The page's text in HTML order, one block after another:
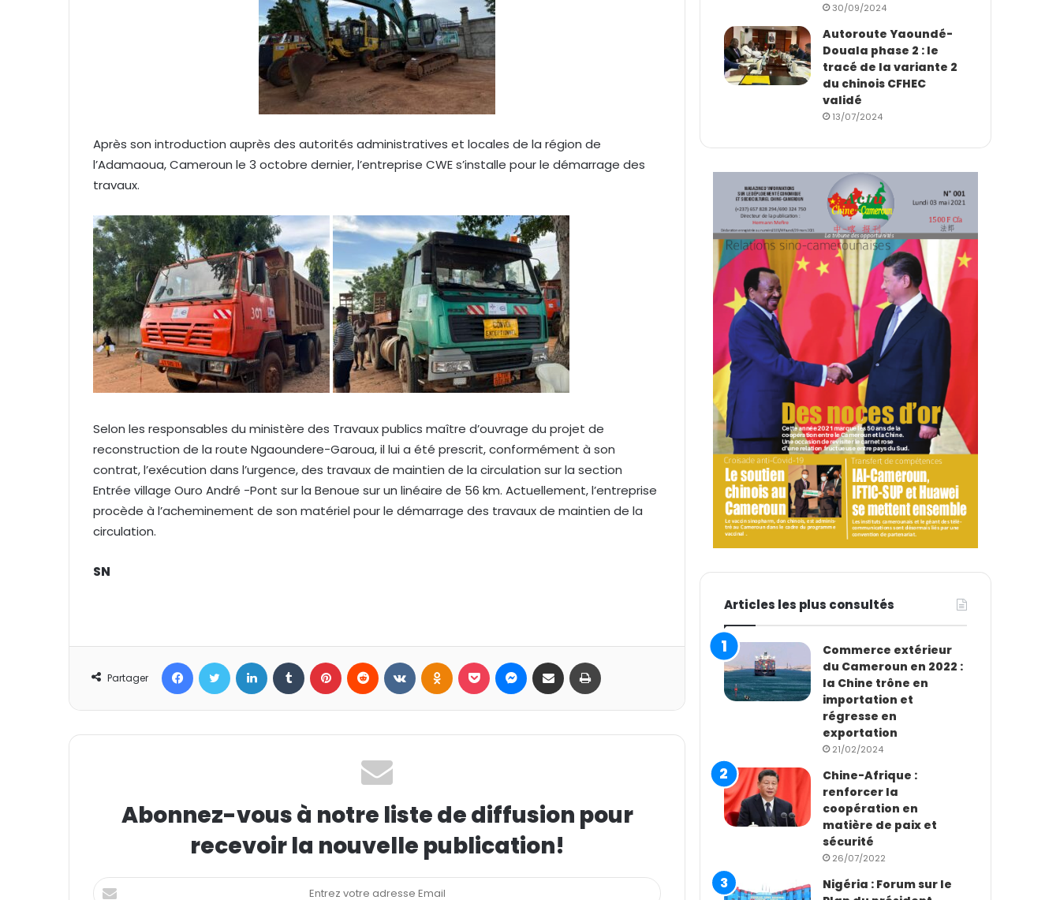
c
o
u
r
e
Après son introduction auprès des autorités administratives et locales de la région de
l’Adamaoua, Cameroun le 3 octobre dernier, l’entreprise CWE s’installe pour le démarrage des
travaux.
Selon les responsables du ministère des Travaux publics maître d’ouvrage du projet de
reconstruction de la route Ngaoundere-Garoua, il lui a été prescrit, conformément à son
contrat, l’exécution dans l’urgence, des travaux de maintien de la circulation sur la section
Entrée village Ouro André -Pont sur la Benoue sur un linéaire de 56 km. Actuellement, l’entreprise
procède à l’acheminement de son matériel pour le démarrage des travaux de maintien de la
circulation.
SN
Partager
Abonnez-vous à notre liste de diffusion pour
recevoir la nouvelle publication!
E
30/09/2024
Autoroute Yaoundé-
Douala phase 2 : le
tracé de la variante 2
du chinois CFHEC
validé
13/07/2024
Articles les plus consultés
Commerce extérieur
du Cameroun en 2022 :
la Chine trône en
importation et
régresse en
exportation
21/02/2024
Chine-Afrique :
renforcer la
coopération en
matière de paix et
sécurité
26/07/2022
Nigéria : Forum sur le